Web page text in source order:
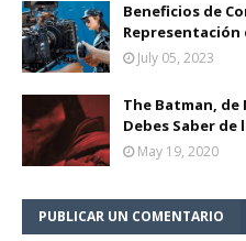
Beneficios de
Representación
July 05, 2023
The Batman, de
Debes Saber de
May 19, 2020
PUBLICAR UN COMENTARIO